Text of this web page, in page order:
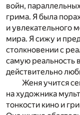
войн,
грима. Я была
и увлекательного
мира. Я сижу и
столкновении с
самую реальность
действительно
Женя учится
на художника
тонкости кино и